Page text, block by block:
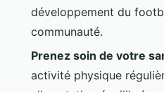
développement du
communauté.
Prenez soin de votre
activité physique